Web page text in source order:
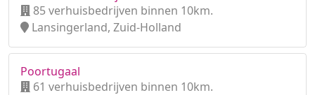
85 verhuisbedrijven binnen 10km.
Lansingerland, Zuid-Holland
Poortugaal
61 verhuisbedrijven binnen 10km.